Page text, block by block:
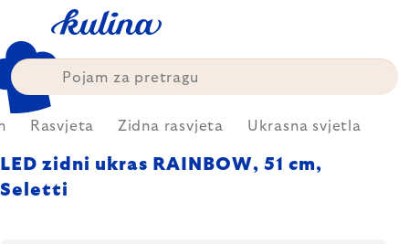
content
Rasvjeta Zidna rasvjeta Ukrasna svjetla
LED zidni ukras RAINBOW, 51 cm,
Seletti